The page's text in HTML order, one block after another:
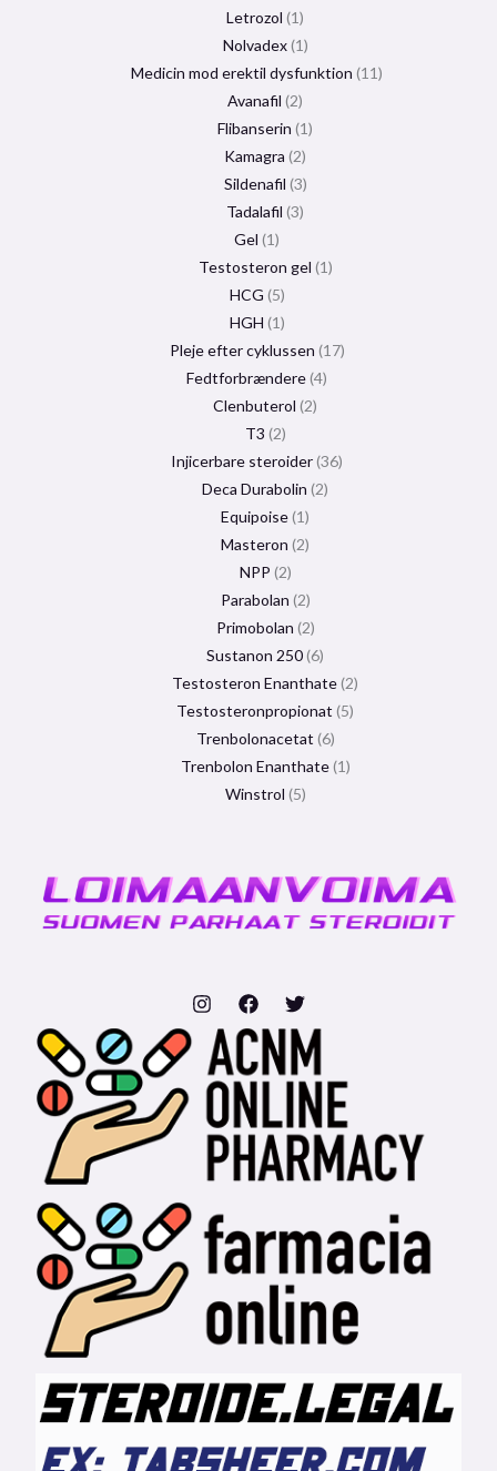
Letrozol 1
Nolvadex 1
Medicin mod erektil dysfunktion 11
Avanafil 2
Flibanserin 1
Kamagra 2
Sildenafil 3
Tadalafil 3
Gel 1
Testosteron gel 1
HCG 5
HGH 1
Pleje efter cyklussen 17
Fedtforbrændere 4
Clenbuterol 2
T3 2
Injicerbare steroider 36
Deca Durabolin 2
Equipoise 1
Masteron 2
NPP 2
Parabolan 2
Primobolan 2
Sustanon 250 6
Testosteron Enanthate 2
Testosteronpropionat 5
Trenbolonacetat 6
Trenbolon Enanthate 1
Winstrol 5